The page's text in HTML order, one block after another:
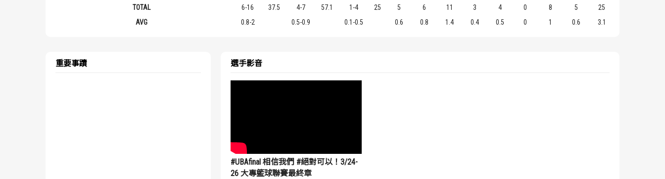
TOTAL 6-16 37.5 4-7 57.1 1-4 25 5 6 11 3 4 0 8 5
25
AVG
0.8-2 0.5-0.9 0.1-0.5 0.6 0.8 1.4 0.4 0.5 0 1 0.6 3.1
重要事蹟 選手影音
#UBAfinal 相信我們 #絕對可以！3/24-
26 大專籃球聯賽最終章